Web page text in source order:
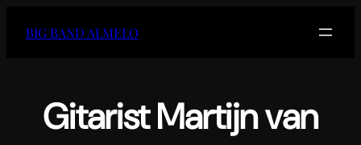
naarBIG BAND ALMELO
Gitarist Martijn van